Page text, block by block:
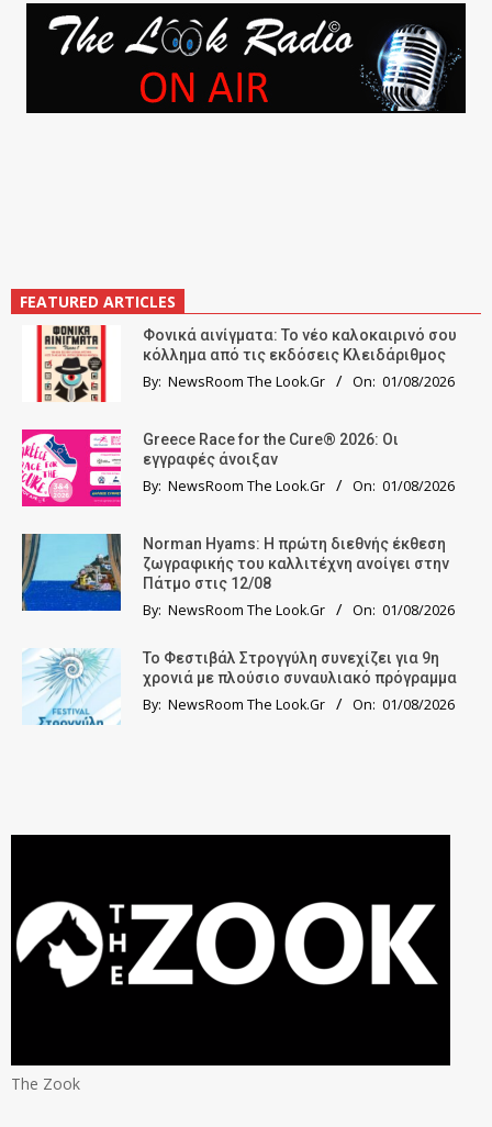
FEATURED ARTICLES
Φονικά αινίγματα: Το νέο καλοκαιρινό σου
κόλλημα από τις εκδόσεις Κλειδάριθμος
By: NewsRoom The Look.Gr On: 01/08/2026
Greece Race for the Cure® 2026: Οι
εγγραφές άνοιξαν
By: NewsRoom The Look.Gr On: 01/08/2026
Norman Hyams: Η πρώτη διεθνής έκθεση
ζωγραφικής του καλλιτέχνη ανοίγει στην
Πάτμο στις 12/08
By: NewsRoom The Look.Gr On: 01/08/2026
Το Φεστιβάλ Στρογγύλη συνεχίζει για 9η
χρονιά με πλούσιο συναυλιακό πρόγραμμα
By: NewsRoom The Look.Gr On: 01/08/2026
The Zook